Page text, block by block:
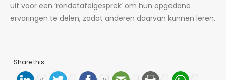
uit voor een ‘rondetafelgesprek’ om hun opgedane
ervaringen te delen, zodat anderen daarvan kunnen leren.
Share this...